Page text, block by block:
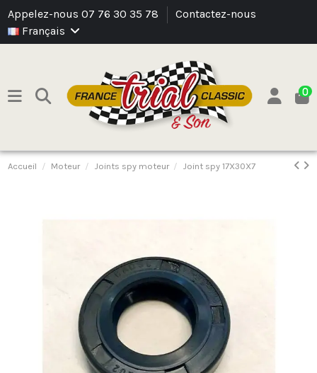
Appelez-nous 07 76 30 35 78
Contactez-nous
Français
0
Accueil Moteur Joints spy moteur Joint spy 17X30X7